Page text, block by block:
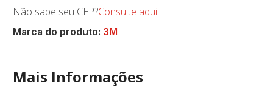
Não sabe seu CEP?Consulte aqui
Marca do produto: 3M
Mais Informações